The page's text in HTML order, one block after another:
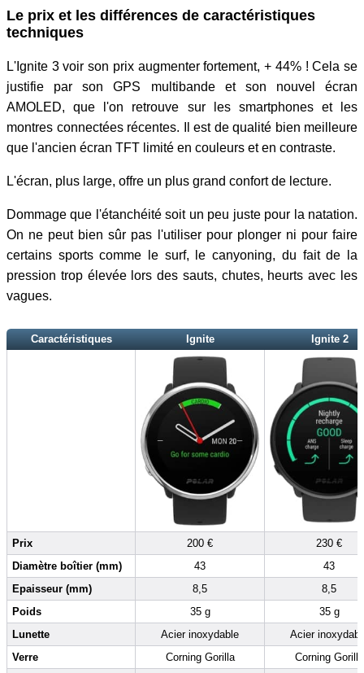
Le prix et les différences de caractéristiques
techniques
L'Ignite 3 voir son prix augmenter fortement, + 44% ! Cela se
justifie par son GPS multibande et son nouvel écran
AMOLED, que l'on retrouve sur les smartphones et les
montres connectées récentes. Il est de qualité bien meilleure
que l'ancien écran TFT limité en couleurs et en contraste.
L'écran, plus large, offre un plus grand confort de lecture.
Dommage que l'étanchéité soit un peu juste pour la natation.
On ne peut bien sûr pas l'utiliser pour plonger ni pour faire
certains sports comme le surf, le canyoning, du fait de la
pression trop élevée lors des sauts, chutes, heurts avec les
vagues.
Caractéristiques Ignite Ignite 2
Prix 200 €
230 €
Diamètre boîtier (mm)
43
43
Epaisseur (mm)
8,5
8,5
Poids
35 g
35 g
Lunette
Acier inoxydable
Acier
Verre
Corning Gorilla
Corning Gorilla